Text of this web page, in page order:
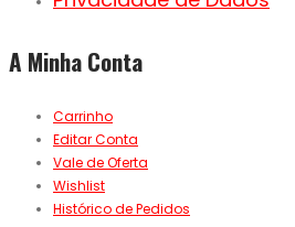
A Minha Conta
Carrinho
Editar Conta
Vale de Oferta
Wishlist
Histórico de Pedidos